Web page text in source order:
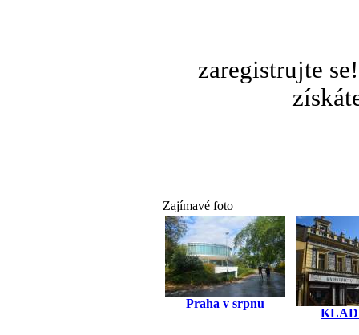
zaregistrujte
Zajímavé foto
Praha v srpnu